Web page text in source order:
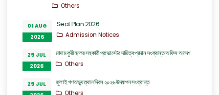
Others
01 AUG
2026
Seat Plan 2026
Admission Notices
29 JUL
2026
মাদাম কুরী হলের সহকারী প্রভোস্টের দায়িত্ব প্রদান সংক্রান্ত অফিস আদেশ
Others
29 JUL
জুলাই গণঅভ্যুত্থান দিবস ২০২৬ উদযাপন সংক্রান্ত
Others